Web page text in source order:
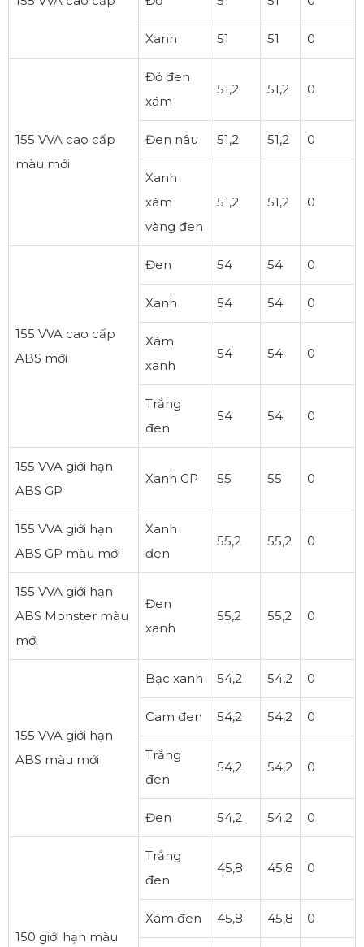
Xanh 51 51 0
155 VVA cao cấp
màu mới
Đỏ đen
xám
51,2 51,2 0
Đen nâu 51,2 51,2 0
Xanh
xám
vàng đen
51,2 51,2 0
155 VVA cao cấp
ABS mới
Đen 54 54 0
Xanh 54 54 0
Xám
xanh
54 54 0
Trắng
đen
54 54 0
155 VVA giới hạn
ABS GP
Xanh GP 55 55 0
155 VVA giới hạn
ABS GP màu mới
Xanh
đen
55,2 55,2 0
155 VVA giới hạn
ABS Monster màu
mới
Đen
xanh
55,2 55,2 0
155 VVA giới hạn
ABS màu mới
Bạc xanh 54,2 54,2 0
Cam đen 54,2 54,2 0
Trắng
đen
54,2 54,2 0
Đen 54,2 54,2 0
150 giới hạn màu
Trắng
đen
45,8 45,8 0
Xám đen 45,8 45,8 0